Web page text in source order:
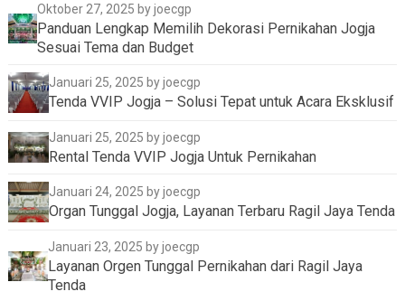
Oktober 27, 2025 by joecgp
Panduan Lengkap Memilih Dekorasi Pernikahan Jogja
Sesuai Tema dan Budget
Januari 25, 2025 by joecgp
Tenda VVIP Jogja – Solusi Tepat untuk Acara Eksklusif
Januari 25, 2025 by joecgp
Rental Tenda VVIP Jogja Untuk Pernikahan
Januari 24, 2025 by joecgp
Organ Tunggal Jogja, Layanan Terbaru Ragil Jaya Tenda
Januari 23, 2025 by joecgp
Layanan Orgen Tunggal Pernikahan dari Ragil Jaya
Tenda